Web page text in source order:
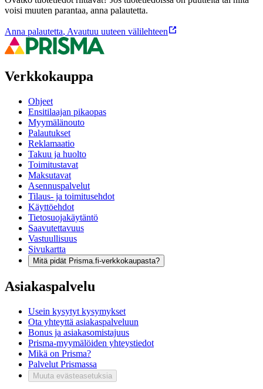
voisi muuten parantaa, anna palautetta.
Anna palautetta, Avautuu uuteen välilehteen
Verkkokauppa
Ohjeet
Ensitilaajan pikaopas
Myymälänouto
Palautukset
Reklamaatio
Takuu ja huolto
Toimitustavat
Maksutavat
Asennuspalvelut
Tilaus- ja toimitusehdot
Käyttöehdot
Tietosuojakäytäntö
Saavutettavuus
Vastuullisuus
Sivukartta
Mitä pidät Prisma.fi-verkkokaupasta?
Asiakaspalvelu
Usein kysytyt kysymykset
Ota yhteyttä asiakaspalveluun
Bonus ja asiakasomistajuus
Prisma-myymälöiden yhteystiedot
Mikä on Prisma?
Palvelut Prismassa
Muuta evästeasetuksia